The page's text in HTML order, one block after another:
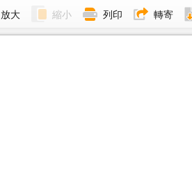
放大 縮小 列印 轉寄